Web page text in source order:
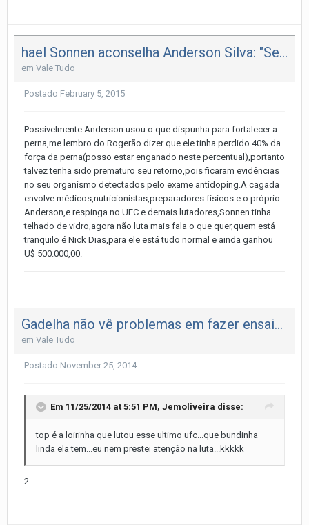
hael Sonnen aconselha Anderson Silva: "Se fez isso, saia e diga qu
em Vale Tudo
Postado February 5, 2015
Possivelmente Anderson usou o que dispunha para fortalecer a
perna,me lembro do Rogerão dizer que ele tinha perdido 40% da
força da perna(posso estar enganado neste percentual),portanto
talvez tenha sido prematuro seu retorno,pois ficaram evidências
no seu organismo detectados pelo exame antidoping.A cagada
envolve médicos,nutricionistas,preparadores físicos e o próprio
Anderson,e respinga no UFC e demais lutadores,Sonnen tinha
telhado de vidro,agora não luta mais fala o que quer,quem está
tranquilo é Nick Dias,para ele está tudo normal e ainda ganhou
U$ 500.000,00.
Gadelha não vê problemas em fazer ensaio sensual, mas avisa
em Vale Tudo
Postado November 25, 2014
Em 11/25/2014 at 5:51 PM, Jemoliveira disse:
top é a loirinha que lutou esse ultimo ufc...que bundinha
linda ela tem...eu nem prestei atenção na luta...kkkkk
2